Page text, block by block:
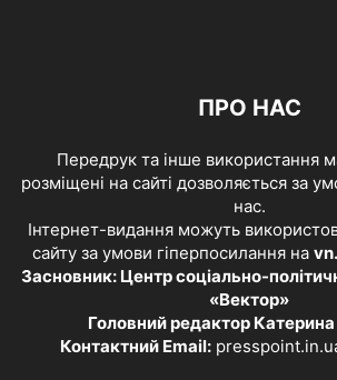
ПРО НАС
Передрук та інше використання
розміщені на сайті дозволяється за
нас.
Інтернет-видання можуть
сайту за умови гіперпосилання на
Засновник: Центр соціально-
«Вектор»
Головний редактор
Контактний Email: